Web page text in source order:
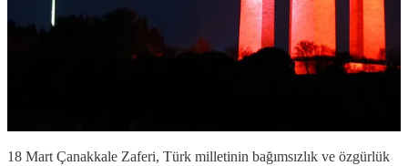
18 Mart Çanakkale Zaferi, Türk milletinin bağımsızlık ve özgürlük